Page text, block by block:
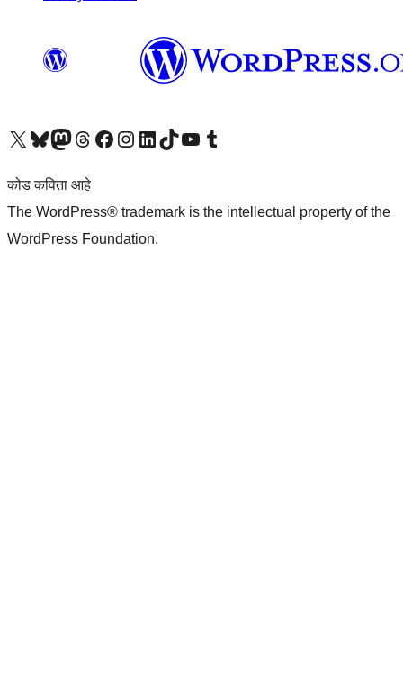
आमच्या X (एक्स) (पूर्वीचे ट्विटर) खात्याला भेट द्या आमच्या ब्लूस्की खात्याला भेट द्या.आमच्या Mastodon खात्याला भेट द्या.आमच्या थ्रेड्स खात्याला भेट द्या. आमच्या फेसबुक पेजला भेट द्या आमच्या इंस्टाग्राम खात्याला भेट द्या आमच्या लिंक्डइन खात्याला भेट द्या आमच्या टिकटॉक अकाउंटला भेट द्या.आमच्या यूट्यूब चॅनेलला भेट द्या आमच्या टंबलर खात्याला भेट द्या.
कोड कविता आहे
The WordPress® trademark is the intellectual property of the
WordPress Foundation.